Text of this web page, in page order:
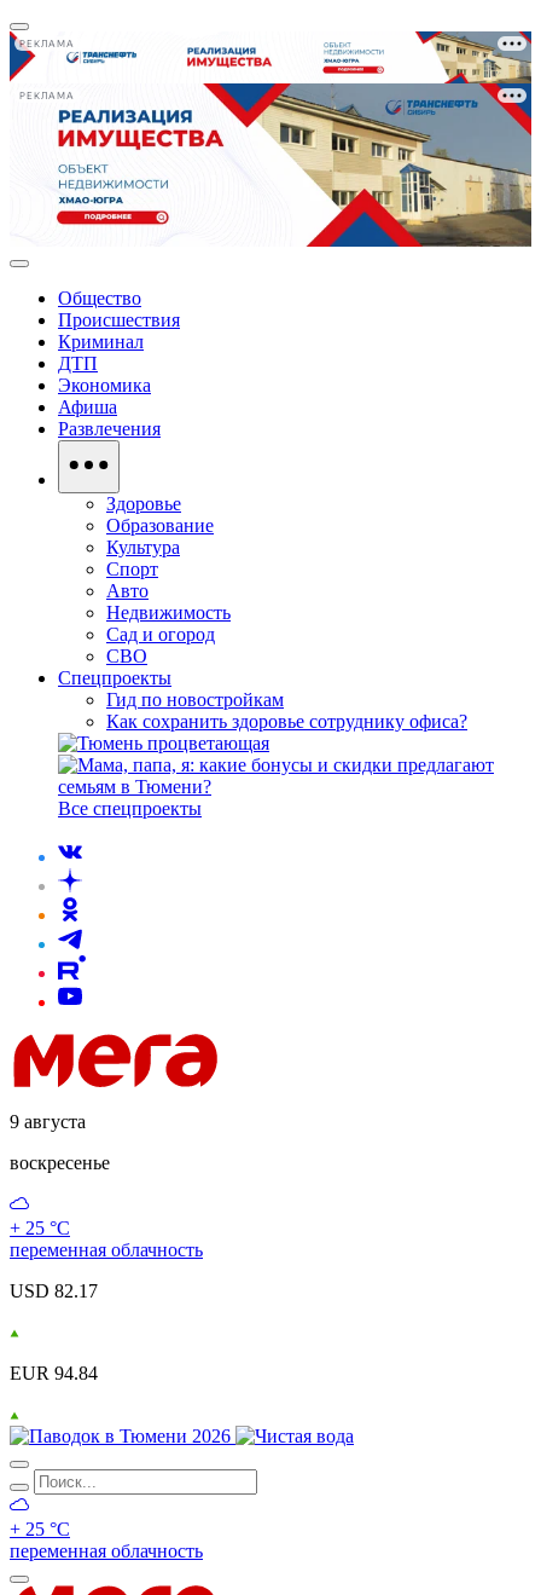
РЕКЛАМА
РЕКЛАМА
Общество
Происшествия
Криминал
ДТП
Экономика
Афиша
Развлечения
Здоровье
Образование
Культура
Спорт
Авто
Недвижимость
Сад и огород
СВО
Спецпроекты
Гид по новостройкам
Как сохранить здоровье сотруднику офиса?
Все спецпроекты
9 августа
воскресенье
+ 25 °С
переменная облачность
USD 82.17
EUR 94.84
+ 25 °С
переменная облачность